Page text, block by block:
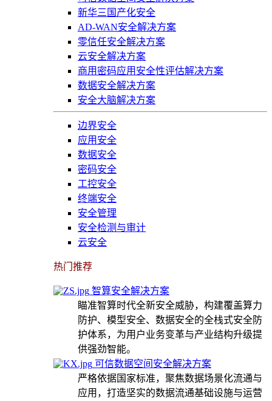
新华三国产化安全
AD-WAN安全解决方案
零信任安全解决方案
云安全解决方案
商用密码应用安全性评估解决方案
数据安全解决方案
安全大脑解决方案
边界安全
应用安全
数据安全
密码安全
工控安全
终端安全
安全管理
安全检测与审计
云安全
热门推荐
智算安全解决方案
瞄准智算时代全新安全威胁，构建覆盖算力
防护、模型安全、数据安全的全栈式安全防
护体系，为用户业务变革与产业结构升级提
供强劲智能。
可信数据空间安全解决方案
严格依据国家标准，聚焦数据场景化流通与
应用，打造坚实的数据流通基础设施与运营